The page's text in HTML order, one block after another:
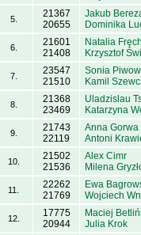
5.
21367
20655
Jakub
Dominika
6.
21601
21408
Natalia
Krzysztof
7.
23547
21510
Sonia
Kamil
8.
21368
23469
Uladzislau
Katarzyna
9.
21743
22119
Anna Gorwa
Antoni
10.
21502
21536
Alex Cimr
Milena
11.
22262
21769
Ewa
Wojciech
12.
17775
20944
Maciej
Julia Krok